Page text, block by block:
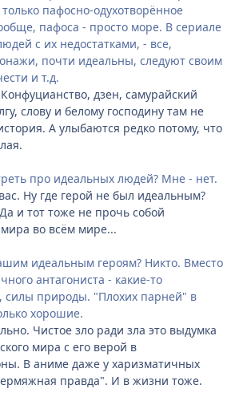
пафосно-одухотворённое
пафоса - просто море. В сериале
с их недостатками, - все,
почти идеальны, следуют своим
и т.д.
Конфуцианство, дзен, самурайский
слову и белому господину там не
А улыбаются редко потому, что
про идеальных людей? Мне - нет.
Ну где герой не был идеальным?
и тот тоже не прочь собой
во всём мире...
идеальным героям? Никто. Вместо
антагониста - какие-то
силы природы. "Плохих парней" в
хорошие.
Чистое зло ради зла это выдумка
мира с его верой в
В аниме даже у харизматичных
правда". И в жизни тоже.